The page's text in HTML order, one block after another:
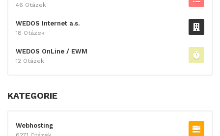
46 Otázek
WEDOS Internet a.s.
18 Otázek
WEDOS OnLine / EWM
12 Otázek
KATEGORIE
Webhosting